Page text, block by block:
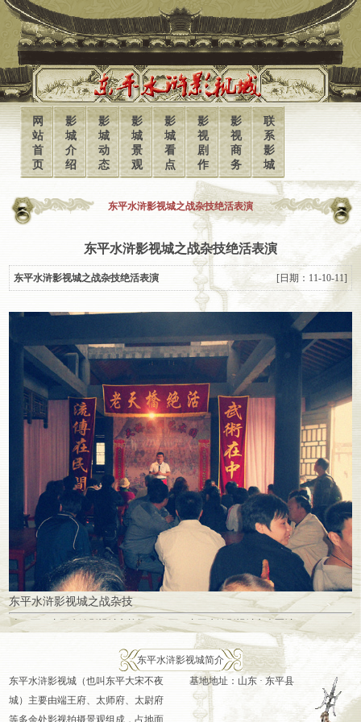
网
站
首
页
影
城
介
绍
影
城
动
态
影
城
景
观
影
城
看
点
影
视
剧
作
影
视
商
务
联
系
影
城
东平水浒影视城之战杂技绝活表演
东平水浒影视城之战杂技绝活表演
东平水浒影视城之战杂技绝活表演 [日期：11-10-11]
东平水浒影视城之战杂技
上一页： 东平水浒影视城之战场 下一页： 东平水浒影视城之幽冥城
东平水浒影视城简介
东平水浒影视城（也叫东平大宋不夜
城）主要由端王府、太师府、太尉府
等多余处影视拍摄景观组成，占地面
基地地址：山东 · 东平县